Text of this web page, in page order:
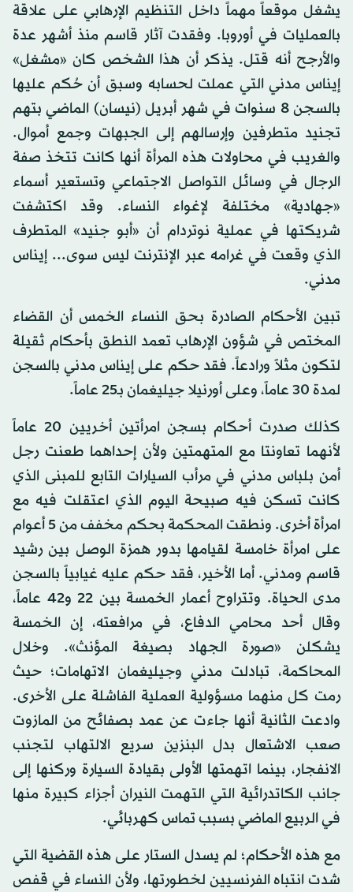
يشغل موقعاً مهماً داخل التنظيم الإرهابي على علاقة
بالعمليات في أوروبا. وفقدت آثار قاسم منذ أشهر عدة
والأرجح أنه قتل. يذكر أن هذا الشخص كان «مشغل»
إيناس مدني التي عملت لحسابه وسبق أن حُكم عليها
بالسجن 8 سنوات في شهر أبريل (نيسان) الماضي بتهم
تجنيد متطرفين وإرسالهم إلى الجبهات وجمع أموال.
والغريب في محاولات هذه المرأة أنها كانت تتخذ صفة
الرجال في وسائل التواصل الاجتماعي وتستعير أسماء
«جهادية» مختلفة لإغواء النساء. وقد اكتشفت
شريكتها في عملية نوتردام أن «أبو جنيد» المتطرف
الذي وقعت في غرامه عبر الإنترنت ليس سوى... إيناس
مدني.
تبين الأحكام الصادرة بحق النساء الخمس أن القضاء
المختص في شؤون الإرهاب تعمد النطق بأحكام ثقيلة
لتكون مثلاً ورادعاً. فقد حكم على إيناس مدني بالسجن
لمدة 30 عاماً، وعلى أورنيلا جيليغمان بـ25 عاماً.
كذلك صدرت أحكام بسجن امرأتين أخريين 20 عاماً
لأنهما تعاونتا مع المتهمتين ولأن إحداهما طعنت رجل
أمن بلباس مدني في مرأب السيارات التابع للمبنى الذي
كانت تسكن فيه صبيحة اليوم الذي اعتقلت فيه مع
امرأة أخرى. ونطقت المحكمة بحكم مخفف من 5 أعوام
على امرأة خامسة لقيامها بدور همزة الوصل بين رشيد
قاسم ومدني. أما الأخير، فقد حكم عليه غيابياً بالسجن
مدى الحياة. وتتراوح أعمار الخمسة بين 22 و42 عاماً،
وقال أحد محامي الدفاع، في مرافعته، إن الخمسة
يشكلن «صورة الجهاد بصيغة المؤنث». وخلال
المحاكمة، تبادلت مدني وجيليغمان الاتهامات؛ حيث
رمت كل منهما مسؤولية العملية الفاشلة على الأخرى.
وادعت الثانية أنها جاءت عن عمد بصفائح من المازوت
صعب الاشتعال بدل البنزين سريع الالتهاب لتجنب
الانفجار، بينما اتهمتها الأولى بقيادة السيارة وركنها إلى
جانب الكاتدرائية التي التهمت النيران أجزاء كبيرة منها
في الربيع الماضي بسبب تماس كهربائي.
مع هذه الأحكام؛ لم يسدل الستار على هذه القضية التي
شدت انتباه الفرنسيين لخطورتها، ولأن النساء في قفص